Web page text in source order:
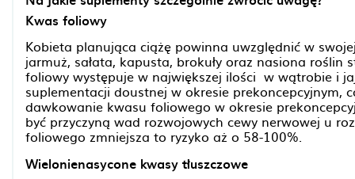
Kwas foliowy
Kobieta planująca ciążę powinna uwzględnić w
jarmuż, sałata, kapusta, brokuły oraz nasiona
foliowy występuje w największej ilości w wątrobie i
suplementacji doustnej w okresie prekoncepcyjnym,
dawkowanie kwasu foliowego w okresie
być przyczyną wad rozwojowych cewy nerwowej u
foliowego zmniejsza to ryzyko aż o 58-100%.
Wielonienasycone kwasy tłuszczowe